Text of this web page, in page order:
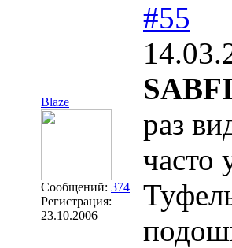
Blaze
Сообщений: 374
Регистрация:
23.10.2006
#55
раз
часто